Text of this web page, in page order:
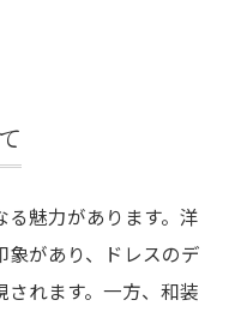
魅力があります。洋
があり、ドレスのデ
れます。一方、和装